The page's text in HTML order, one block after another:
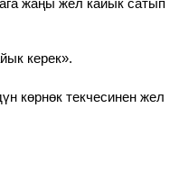
жаңы жел кайык сатып
керек».
көрнөк текчесинен жел